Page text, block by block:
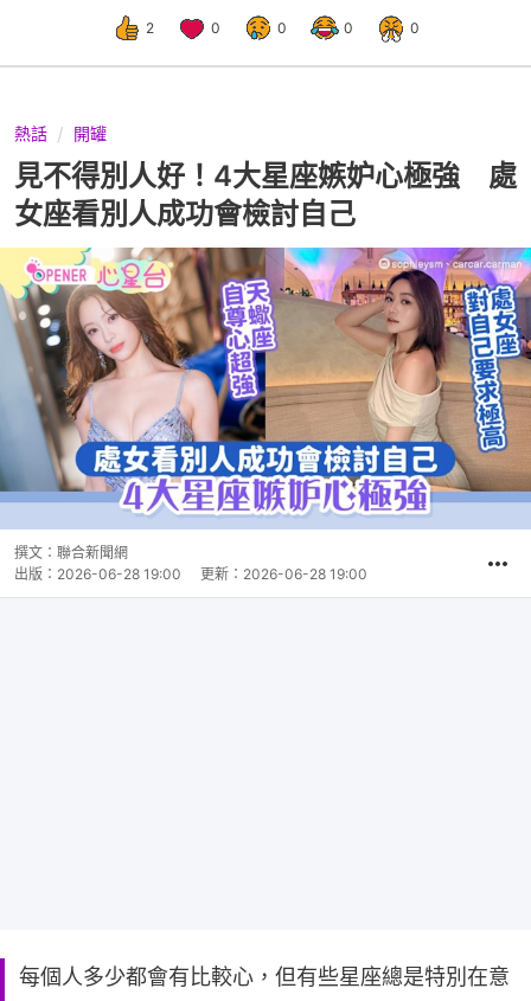
2 0 0 0 0
熱話 開罐
見不得別人好！4大星座嫉妒心極強 處
女座看別人成功會檢討自己
撰文： 聯合新聞網
出版： 2026-06-28 19:00 更新： 2026-06-28 19:00
每個人多少都會有比較心，但有些星座總是特別在意